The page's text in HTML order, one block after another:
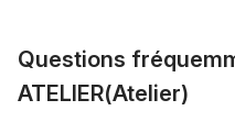
Questions
ATELIER(Atelier)